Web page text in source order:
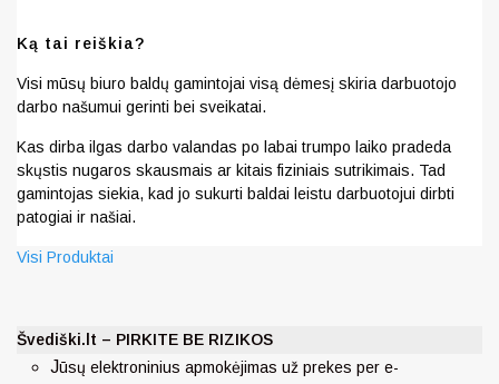
Ką tai reiškia?
Visi mūsų biuro baldų gamintojai visą dėmesį skiria darbuotojo
darbo našumui gerinti bei sveikatai.
Kas dirba ilgas darbo valandas po labai trumpo laiko pradeda
skųstis nugaros skausmais ar kitais fiziniais sutrikimais. Tad
gamintojas siekia, kad jo sukurti baldai leistu darbuotojui dirbti
patogiai ir našiai.
Visi Produktai
Švediški.lt – PIRKITE BE RIZIKOS
Jūsų elektroninius apmokėjimas už prekes per e-